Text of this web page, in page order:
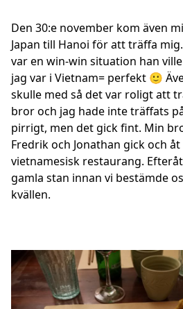
Den 30:e november kom även
Japan till Hanoi för att träffa
var en win-win situation han
jag var i Vietnam= perfekt 🙂
skulle med så det var roligt att
bror och jag hade inte träffats
pirrigt, men det gick fint. Min
Fredrik och Jonathan gick och
vietnamesisk restaurang.
gamla stan innan vi bestämde
kvällen.